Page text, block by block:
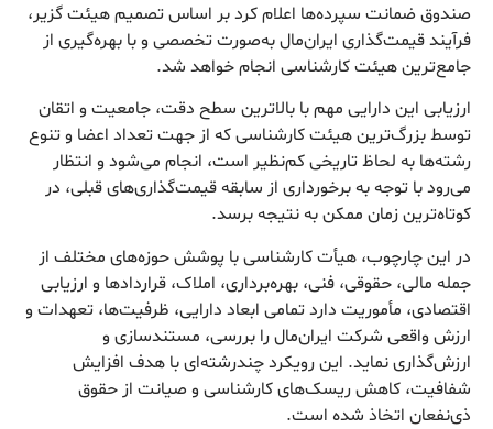
صندوق ضمانت سپرده‌ها اعلام کرد بر اساس تصمیم هیئت گزیر،
فرآیند قیمت‌گذاری ایران‌مال به‌صورت تخصصی و با بهره‌گیری از
جامع‌ترین هیئت کارشناسی انجام خواهد شد.
ارزیابی این دارایی مهم با بالاترین سطح دقت، جامعیت و اتقان
توسط بزرگ‌ترین هیئت کارشناسی که از جهت تعداد اعضا و تنوع
رشته‌ها به لحاظ تاریخی کم‌نظیر است، انجام می‌شود و انتظار
می‌رود با توجه به برخورداری از سابقه قیمت‌گذاری‌های قبلی، در
کوتاه‌ترین زمان ممکن به نتیجه برسد.
در این چارچوب، هیأت کارشناسی با پوشش حوزه‌های مختلف از
جمله مالی، حقوقی، فنی، بهره‌برداری، املاک، قراردادها و ارزیابی
اقتصادی، مأموریت دارد تمامی ابعاد دارایی، ظرفیت‌ها، تعهدات و
ارزش واقعی شرکت ایران‌مال را بررسی، مستندسازی و
ارزش‌گذاری نماید. این رویکرد چندرشته‌ای با هدف افزایش
شفافیت، کاهش ریسک‌های کارشناسی و صیانت از حقوق
ذی‌نفعان اتخاذ شده است.